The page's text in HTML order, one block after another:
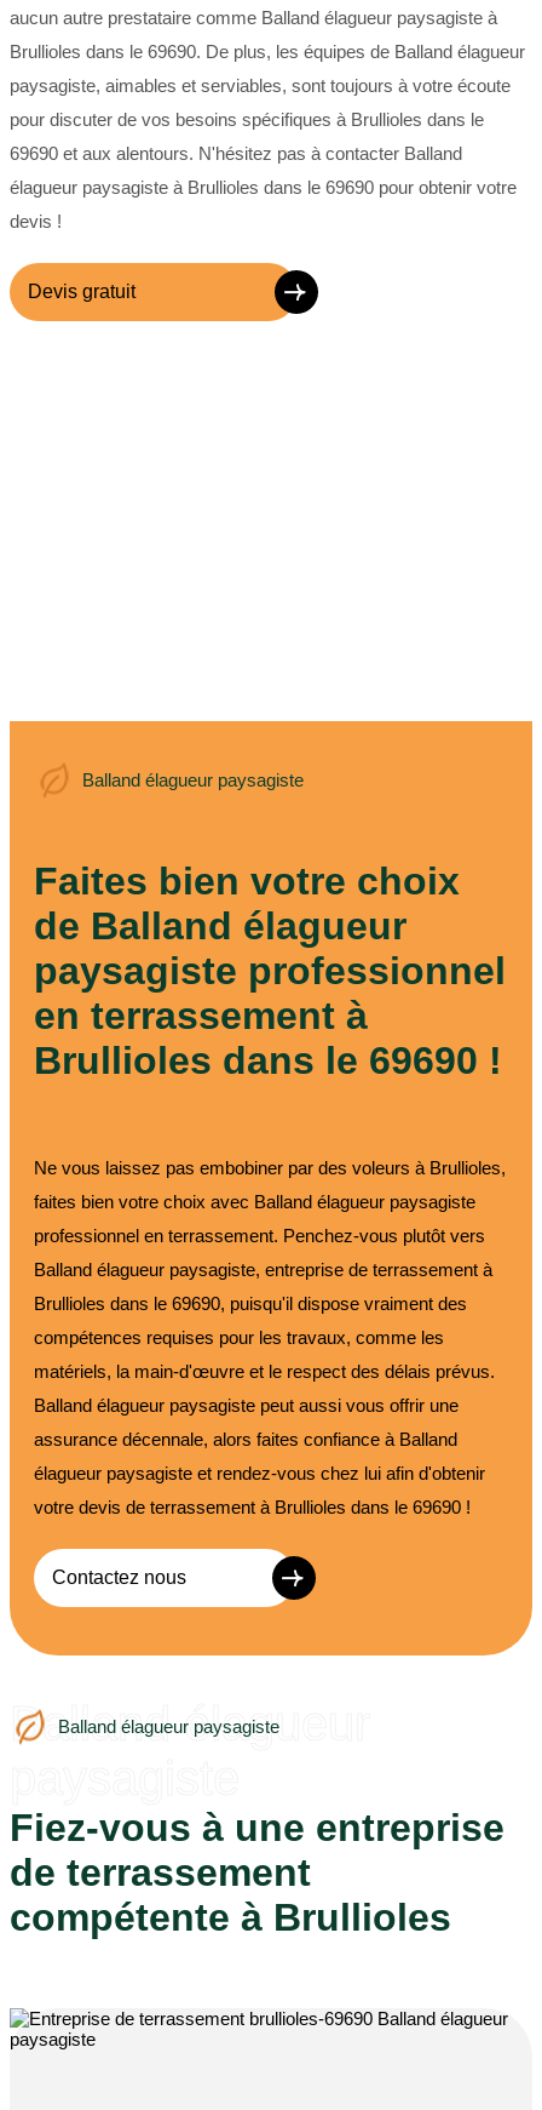
aucun autre prestataire comme Balland élagueur paysagiste à
Brullioles dans le 69690. De plus, les équipes de Balland élagueur
paysagiste, aimables et serviables, sont toujours à votre écoute
pour discuter de vos besoins spécifiques à Brullioles dans le
69690 et aux alentours. N'hésitez pas à contacter Balland
élagueur paysagiste à Brullioles dans le 69690 pour obtenir votre
devis !
Devis gratuit
Balland élagueur paysagiste
Balland élagueur
Faites bien votre choix
de Balland élagueur
paysagiste professionnel
en terrassement à
Brullioles dans le 69690 !
Ne vous laissez pas embobiner par des voleurs à Brullioles,
faites bien votre choix avec Balland élagueur paysagiste
professionnel en terrassement. Penchez-vous plutôt vers
Balland élagueur paysagiste, entreprise de terrassement à
Brullioles dans le 69690, puisqu'il dispose vraiment des
compétences requises pour les travaux, comme les
matériels, la main-d'œuvre et le respect des délais prévus.
Balland élagueur paysagiste peut aussi vous offrir une
assurance décennale, alors faites confiance à Balland
élagueur paysagiste et rendez-vous chez lui afin d'obtenir
votre devis de terrassement à Brullioles dans le 69690 !
Contactez nous
Balland élagueur paysagiste
Balland élagueur
Fiez-vous à une entreprise
de terrassement
compétente à Brullioles